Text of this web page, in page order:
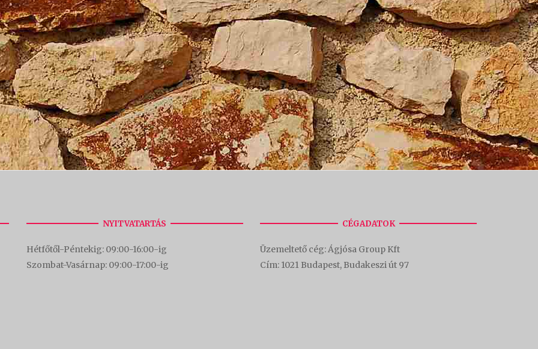
NYITVATARTÁS
Hétfőtől-Péntekig: 09:00-16:00-ig
Szombat-Vasárnap: 09:00-17:00-ig
CÉGADATOK
Üzemeltető cég: Ágjósa Group Kft
Cím: 1021 Budapest, Budakeszi út 97